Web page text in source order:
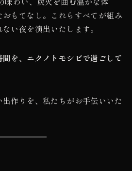
もてなし。これらすべてが組み
い夜を演出いたします。
を、ニクノトモシビで過ごして
作りを、私たちがお手伝いいた